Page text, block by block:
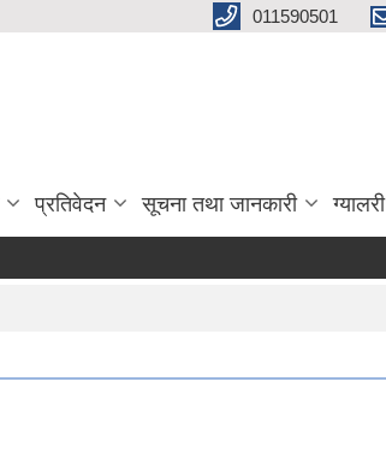
011590501
प्रतिवेदन सूचना तथा जानकारी ग्यालरी